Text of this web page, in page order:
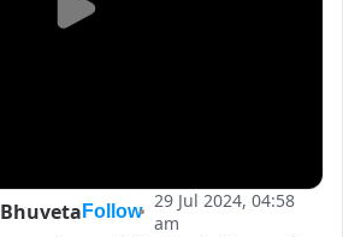
Follow 29 Jul 2024, 04:58
am